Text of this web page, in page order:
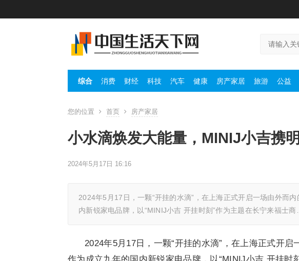
综合 消费 财经 科技 汽车 健康 房产家居 旅游 公益
您的位置 首页 房产家居
小水滴焕发大能量，MINIJ小吉携
2024年5月17日 16:16
2024年5月17日，一颗“开挂的水滴”，在上海正式开启一场由外而
内新锐家电品牌，以“MINIJ小吉 开挂时刻”作为主题在长宁来福士商…
2024年5月17日，一颗“开挂的水滴”，在上海正式开
作为成立九年的国内新锐家电品牌，以“MINIJ小吉 开挂时